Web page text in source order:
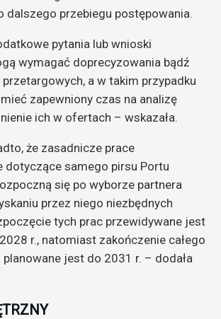
dalszego przebiegu postępowania.
pytania lub wnioski
wymagać doprecyzowania bądź
a w takim przypadku
zapewniony czas na analizę
ich w ofertach – wskazała.
że zasadnicze prace
dotyczące samego pirsu Portu
się po wyborze partnera
przez niego niezbędnych
tych prac przewidywane jest
r., natomiast zakończenie całego
jest do 2031 r. – dodała